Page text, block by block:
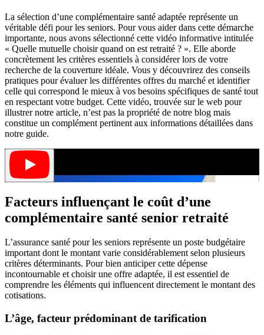
La sélection d’une complémentaire santé adaptée représente un
véritable défi pour les seniors. Pour vous aider dans cette démarche
importante, nous avons sélectionné cette vidéo informative intitulée
« Quelle mutuelle choisir quand on est retraité ? ». Elle aborde
concrètement les critères essentiels à considérer lors de votre
recherche de la couverture idéale. Vous y découvrirez des conseils
pratiques pour évaluer les différentes offres du marché et identifier
celle qui correspond le mieux à vos besoins spécifiques de santé tout
en respectant votre budget. Cette vidéo, trouvée sur le web pour
illustrer notre article, n’est pas la propriété de notre blog mais
constitue un complément pertinent aux informations détaillées dans
notre guide.
Facteurs influençant le coût d’une
complémentaire santé senior retraité
L’assurance santé pour les seniors représente un poste budgétaire
important dont le montant varie considérablement selon plusieurs
critères déterminants. Pour bien anticiper cette dépense
incontournable et choisir une offre adaptée, il est essentiel de
comprendre les éléments qui influencent directement le montant des
cotisations.
L’âge, facteur prédominant de tarification